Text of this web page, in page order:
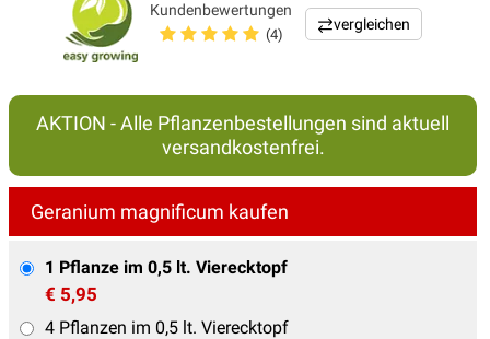
Kundenbewertungen
(4)
vergleichen
AKTION - Alle Pflanzenbestellungen sind aktuell
versandkostenfrei.
Geranium magnificum kaufen
1 Pflanze im 0,5 lt. Vierecktopf
€ 5,95
4 Pflanzen im 0,5 lt. Vierecktopf